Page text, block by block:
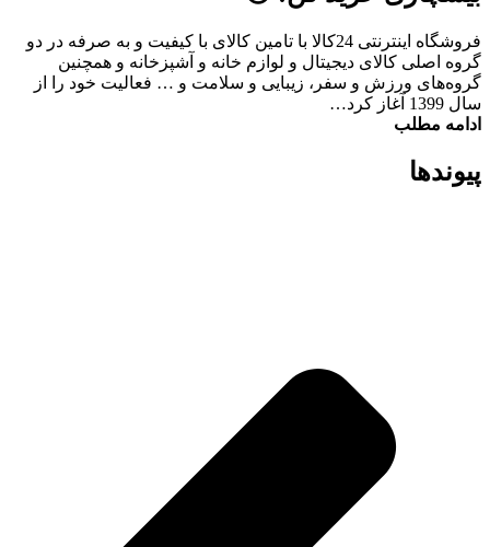
فروشگاه اینترنتی 24کالا با تامین کالای با کیفیت و به صرفه در دو
گروه اصلی کالای دیجیتال و لوازم خانه و آشپزخانه و همچنین
گروه‌های ورزش و سفر، زیبایی و سلامت و … فعالیت خود را از
سال 1399 آغاز کرد…
ادامه مطلب
پیوند‌ها